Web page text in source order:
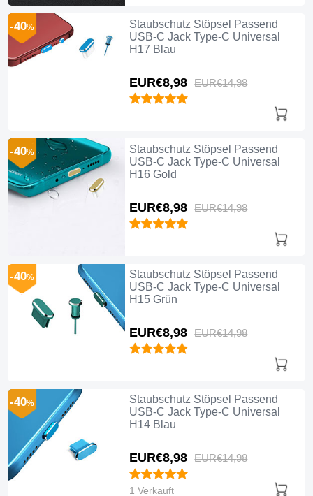
Staubschutz Stöpsel Passend
USB-C Jack Type-C Universal
H17 Blau
EUR€8,98 EUR€14,98
-40%
Staubschutz Stöpsel Passend
USB-C Jack Type-C Universal
H16 Gold
EUR€8,98 EUR€14,98
-40%
Staubschutz Stöpsel Passend
USB-C Jack Type-C Universal
H15 Grün
EUR€8,98 EUR€14,98
-40%
Staubschutz Stöpsel Passend
USB-C Jack Type-C Universal
H14 Blau
EUR€8,98 EUR€14,98
-40%
1 Verkauft